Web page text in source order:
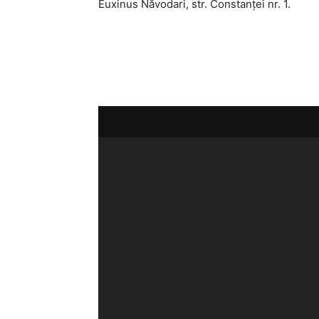
Euxinus Năvodari, str. Constanței nr. 1.